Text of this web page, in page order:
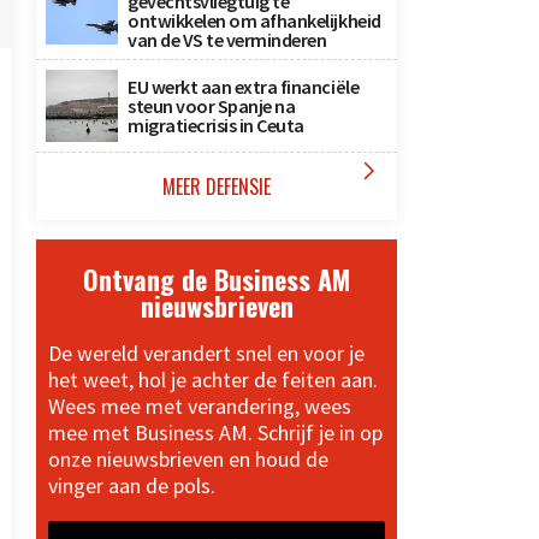
ontwikkelen om afhankelijkheid
van de VS te verminderen
EU werkt aan extra financiële
steun voor Spanje na
migratiecrisis in Ceuta
MEER DEFENSIE 
Ontvang de Business AM
nieuwsbrieven
De wereld verandert snel en voor je
het weet, hol je achter de feiten aan.
Wees mee met verandering, wees
mee met Business AM. Schrijf je in op
onze nieuwsbrieven en houd de
vinger aan de pols.